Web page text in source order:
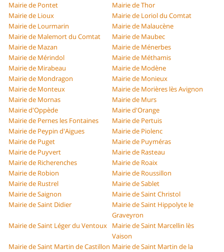
Mairie de Pontet
Mairie de Thor
Mairie de Lioux
Mairie de Loriol du Comtat
Mairie de Lourmarin
Mairie de Malaucène
Mairie de Malemort du Comtat
Mairie de Maubec
Mairie de Mazan
Mairie de Ménerbes
Mairie de Mérindol
Mairie de Méthamis
Mairie de Mirabeau
Mairie de Modène
Mairie de Mondragon
Mairie de Monieux
Mairie de Monteux
Mairie de Morières lès Avignon
Mairie de Mornas
Mairie de Murs
Mairie d'Oppède
Mairie d'Orange
Mairie de Pernes les Fontaines
Mairie de Pertuis
Mairie de Peypin d'Aigues
Mairie de Piolenc
Mairie de Puget
Mairie de Puyméras
Mairie de Puyvert
Mairie de Rasteau
Mairie de Richerenches
Mairie de Roaix
Mairie de Robion
Mairie de Roussillon
Mairie de Rustrel
Mairie de Sablet
Mairie de Saignon
Mairie de Saint Christol
Mairie de Saint Didier
Mairie de Saint Hippolyte le
Graveyron
Mairie de Saint Léger du Ventoux
Mairie de Saint Marcellin lès
Vaison
Mairie de Saint Martin de Castillon Mairie de Saint Martin de la